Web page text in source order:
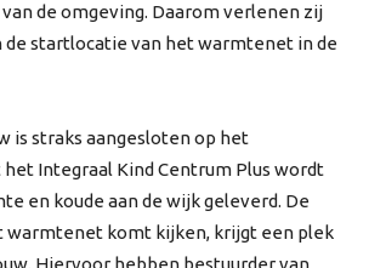
de omgeving. Daarom verlenen zij
de startlocatie van het warmtenet in de
is straks aangesloten op het
Integraal Kind Centrum Plus wordt
en koude aan de wijk geleverd. De
warmtenet komt kijken, krijgt een plek
Hiervoor hebben bestuurder van